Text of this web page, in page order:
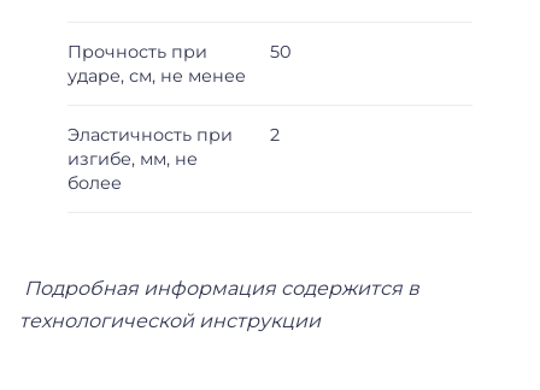
Прочность при
ударе, см, не менее
50
Эластичность при
изгибе, мм, не
более
2
Подробная информация содержится в
технологической инструкции